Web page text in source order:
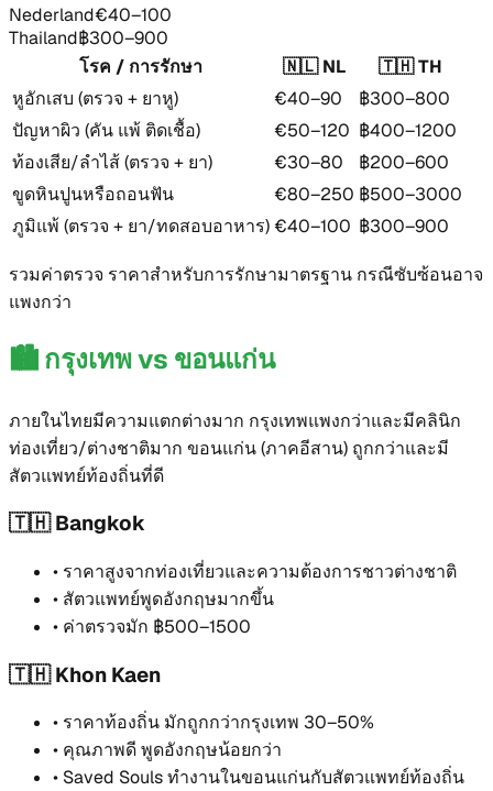
Nederland€40–100
Thailand฿300–900
โรค / การรักษา
🇳🇱 NL
🇹🇭 TH
หูอักเสบ (ตรวจ + ยาหู)
€40–90
฿300–800
ปัญหาผิว (คัน แพ้ ติดเชื้อ)
€50–120 ฿400–1200
ท้องเสีย/ลำไส้ (ตรวจ + ยา)
€30–80
฿200–600
ขูดหินปูนหรือถอนฟัน
€80–250 ฿500–3000
ภูมิแพ้ (ตรวจ + ยา/ทดสอบอาหาร)€40–100 ฿300–900
รวมค่าตรวจ ราคาสำหรับการรักษามาตรฐาน กรณีซับซ้อนอาจ
แพงกว่า
🏙️กรุงเทพ vs ขอนแก่น
ภายในไทยมีความแตกต่างมาก กรุงเทพแพงกว่าและมีคลินิก
ท่องเที่ยว/ต่างชาติมาก ขอนแก่น (ภาคอีสาน) ถูกกว่าและมี
สัตวแพทย์ท้องถิ่นที่ดี
🇹🇭 Bangkok
• ราคาสูงจากท่องเที่ยวและความต้องการชาวต่างชาติ
• สัตวแพทย์พูดอังกฤษมากขึ้น
• ค่าตรวจมัก ฿500–1500
🇹🇭 Khon Kaen
• ราคาท้องถิ่น มักถูกกว่ากรุงเทพ 30–50%
• คุณภาพดี พูดอังกฤษน้อยกว่า
• Saved Souls ทำงานในขอนแก่นกับสัตวแพทย์ท้องถิ่น